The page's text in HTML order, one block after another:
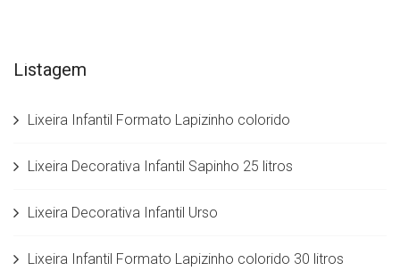
Listagem
Lixeira Infantil Formato Lapizinho colorido
Lixeira Decorativa Infantil Sapinho 25 litros
Lixeira Decorativa Infantil Urso
Lixeira Infantil Formato Lapizinho colorido 30 litros